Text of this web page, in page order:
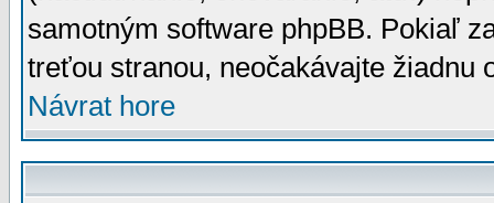
samotným software phpBB. Pokiaľ
treťou stranou, neočakávajte žiadnu
Návrat hore